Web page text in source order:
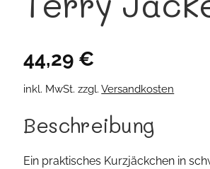
44,29 €
inkl. MwSt. zzgl.Versandkosten
Beschreibung
Ein praktisches Kurzjäckchen in